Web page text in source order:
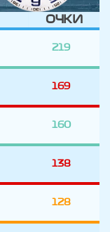
ОЧКИ
219
169
160
138
128